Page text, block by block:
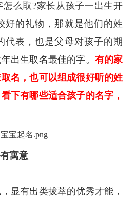
么取?家长从孩子一出生开
好的礼物，那就是他们的姓
代表，也是父母对孩子的期
出生取名最佳的字。 有的家
名，也可以组成很好听的姓
下有哪些适合孩子的名字，
寓意
显有出类拔萃的优秀才能，